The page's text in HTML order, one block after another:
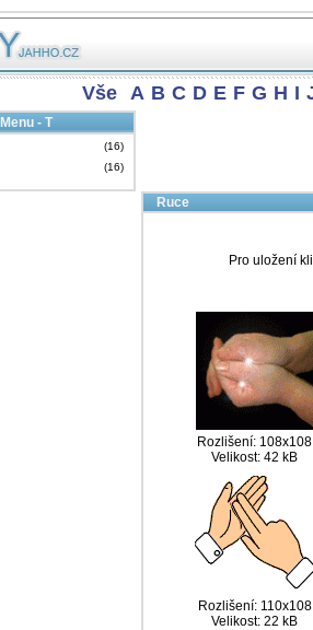
Vše A B C D E F G H I
Menu - T
(16)
(16)
Ruce
Pro uložení
Rozlišení: 108x108
Velikost: 42 kB
Rozlišení: 110x108
Velikost: 22 kB